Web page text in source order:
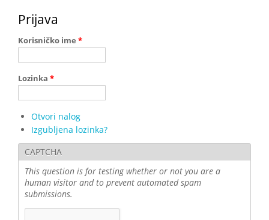
Prijava
Korisničko ime *
Lozinka *
Otvori nalog
Izgubljena lozinka?
CAPTCHA
This question is for testing whether or not you are a
human visitor and to prevent automated spam
submissions.